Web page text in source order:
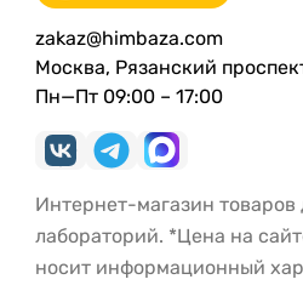
zakaz@himbaza.com
Москва, Рязанский
Пн—Пт 09:00 – 17:00
Интернет-магазин товаров
лабораторий. *Цена на
носит информационный